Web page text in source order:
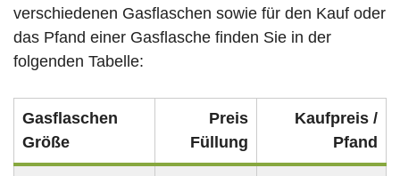
verschiedenen Gasflaschen sowie für den Kauf oder
das Pfand einer Gasflasche finden Sie in der
folgenden Tabelle:
Gasflaschen
Größe
Preis
Füllung
Kaufpreis /
Pfand